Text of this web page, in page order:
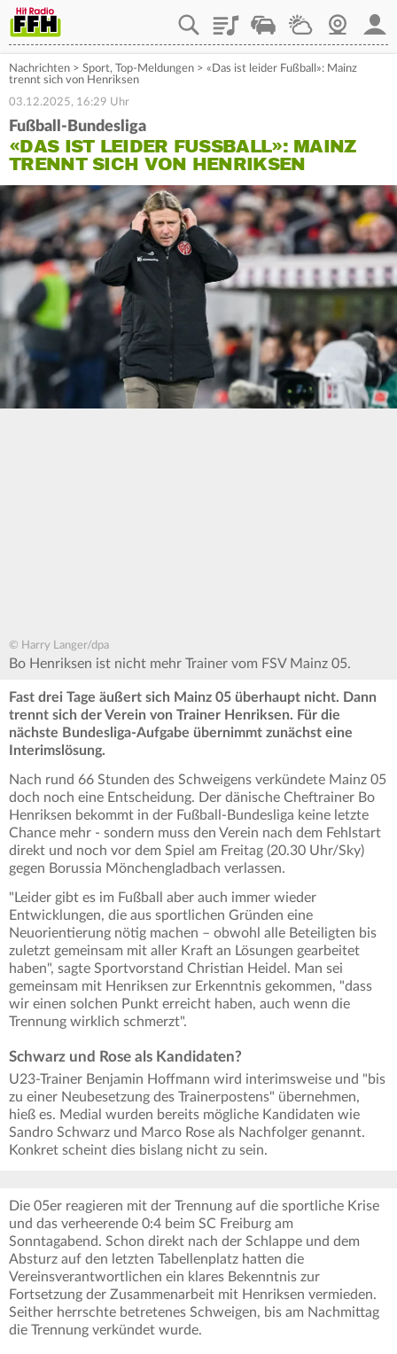
PlaylistStaupilotWetterWebcam
Nachrichten > Sport, Top-Meldungen > «Das ist leider Fußball»: Mainz
trennt sich von Henriksen
03.12.2025, 16:29 Uhr
Fußball-Bundesliga
«DAS IST LEIDER FUSSBALL»: MAINZ T
RENNT SICH VON HENRIKSEN
© Harry Langer/dpa
Bo Henriksen ist nicht mehr Trainer vom FSV Mainz 05.
Fast drei Tage äußert sich Mainz 05 überhaupt nicht. Dann
trennt sich der Verein von Trainer Henriksen. Für die
nächste Bundesliga-Aufgabe übernimmt zunächst eine
Interimslösung.
Nach rund 66 Stunden des Schweigens verkündete Mainz 05
doch noch eine Entscheidung. Der dänische Cheftrainer Bo
Henriksen bekommt in der Fußball-Bundesliga keine letzte
Chance mehr - sondern muss den Verein nach dem Fehlstart
direkt und noch vor dem Spiel am Freitag (20.30 Uhr/Sky)
gegen Borussia Mönchengladbach verlassen.
"Leider gibt es im Fußball aber auch immer wieder
Entwicklungen, die aus sportlichen Gründen eine
Neuorientierung nötig machen – obwohl alle Beteiligten bis
zuletzt gemeinsam mit aller Kraft an Lösungen gearbeitet
haben", sagte Sportvorstand Christian Heidel. Man sei
gemeinsam mit Henriksen zur Erkenntnis gekommen, "dass
wir einen solchen Punkt erreicht haben, auch wenn die
Trennung wirklich schmerzt".
Schwarz und Rose als Kandidaten?
U23-Trainer Benjamin Hoffmann wird interimsweise und "bis
zu einer Neubesetzung des Trainerpostens" übernehmen,
hieß es. Medial wurden bereits mögliche Kandidaten wie
Sandro Schwarz und Marco Rose als Nachfolger genannt.
Konkret scheint dies bislang nicht zu sein.
Die 05er reagieren mit der Trennung auf die sportliche Krise
und das verheerende 0:4 beim SC Freiburg am
Sonntagabend. Schon direkt nach der Schlappe und dem
Absturz auf den letzten Tabellenplatz hatten die
Vereinsverantwortlichen ein klares Bekenntnis zur
Fortsetzung der Zusammenarbeit mit Henriksen vermieden.
Seither herrschte betretenes Schweigen, bis am Nachmittag
die Trennung verkündet wurde.